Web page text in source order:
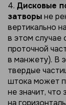
4. Дисковые
затворыне
вертикально
в этом случае
проточной
в манжету). В
твердые
штока может
не значит, что
на